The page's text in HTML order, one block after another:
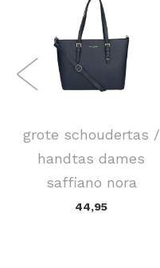
grote schoudertas /
handtas dames
saffiano nora
44,95